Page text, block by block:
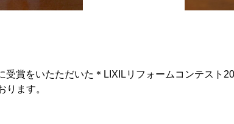
受賞をいたただいた＊LIXILリフォームコンテスト
ります。